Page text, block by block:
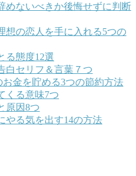
めないべきか後悔せずに判断
想の恋人を手に入れる5つの
る態度12選
白セリフ＆言葉７つ
お金を貯める3つの節約方法
くる意味7つ
原因8つ
やる気を出す14の方法